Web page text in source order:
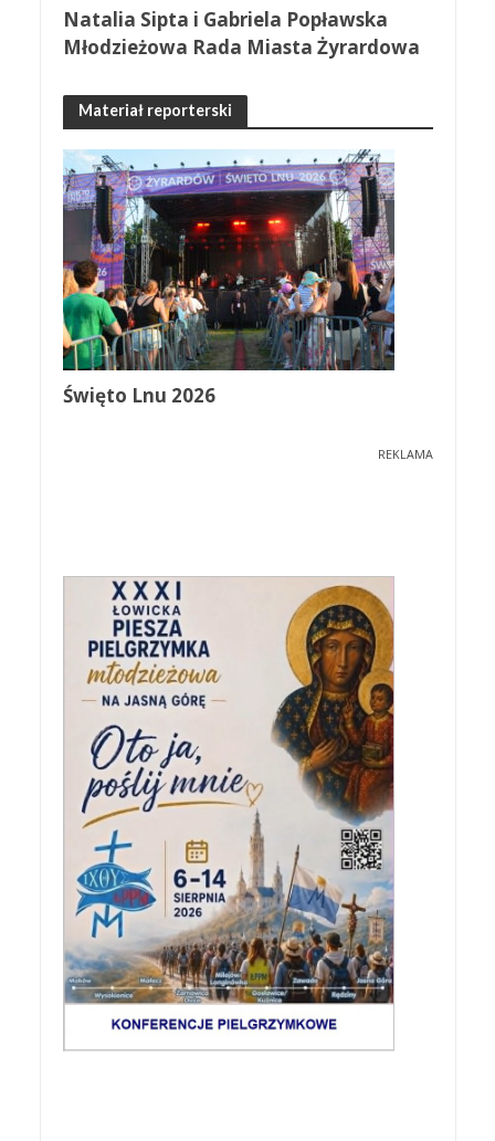
Natalia Sipta i Gabriela Popławska
Młodzieżowa Rada Miasta Żyrardowa
Materiał reporterski
Święto Lnu 2026
REKLAMA